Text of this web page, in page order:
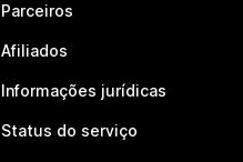
Parceiros
Afiliados
Informações jurídicas
Status do serviço